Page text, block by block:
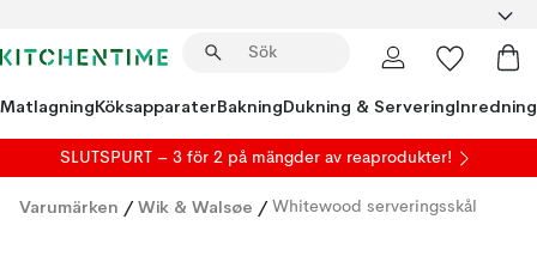
MatlagningKöksapparaterBakningDukning & ServeringInredning
SLUTSPURT – 3 för 2 på mängder av reaprodukter!
Varumärken / Wik & Walsøe / Whitewood serveringsskål